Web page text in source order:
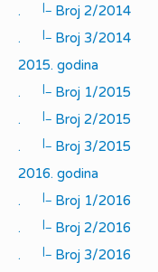
.
|_
Broj 2/2014
.
|_
Broj 3/2014
2015. godina
.
|_
Broj 1/2015
.
|_
Broj 2/2015
.
|_
Broj 3/2015
2016. godina
.
|_
Broj 1/2016
.
|_
Broj 2/2016
.
|_
Broj 3/2016